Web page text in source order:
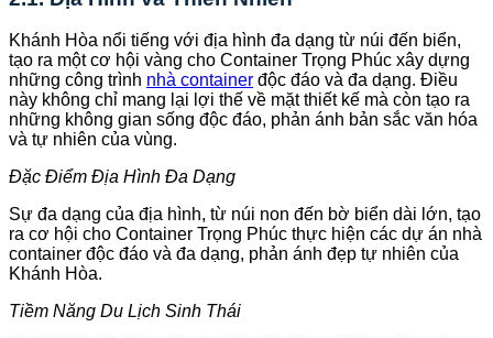
Khánh Hòa nổi tiếng với địa hình đa dạng từ núi đến biển,
tạo ra một cơ hội vàng cho Container Trọng Phúc xây dựng
những công trình nhà container độc đáo và đa dạng. Điều
này không chỉ mang lại lợi thế về mặt thiết kế mà còn tạo ra
những không gian sống độc đáo, phản ánh bản sắc văn hóa
và tự nhiên của vùng.
Đặc Điểm Địa Hình Đa Dạng
Sự đa dạng của địa hình, từ núi non đến bờ biển dài lớn, tạo
ra cơ hội cho Container Trọng Phúc thực hiện các dự án nhà
container độc đáo và đa dạng, phản ánh đẹp tự nhiên của
Khánh Hòa.
Tiềm Năng Du Lịch Sinh Thái